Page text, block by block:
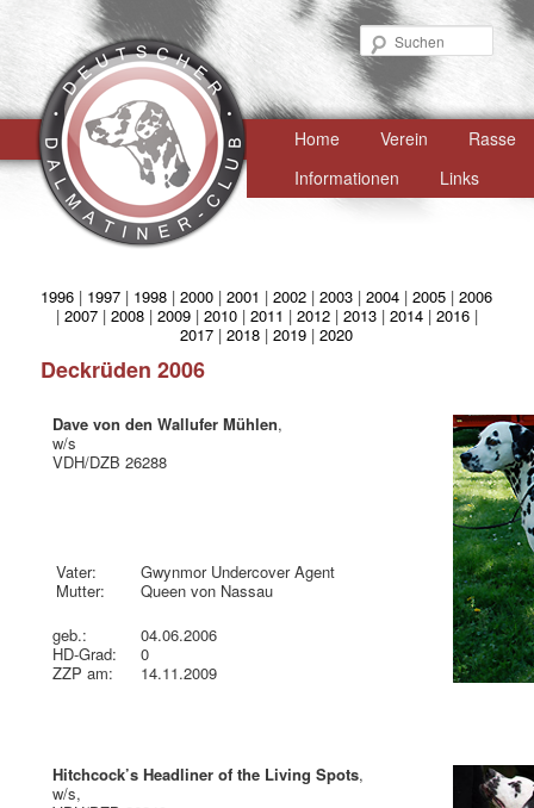
Hauptmenü
Zum
primären
Home Verein
Rasse
Informationen
Links
1996 | 1997 | 1998 |2000 |2001 |2002 |2003 |2004 |2005 |2006
| 2007 | 2008 | 2009 | 2010 | 2011 | 2012 | 2013 | 2014 | 2016 |
2017 |2018 |2019 |2020
Deckrüden 2006
Dave von den Wallufer Mühlen,
w/s
VDH/DZB 26288
Vater:
Mutter:
geb.:
HD-Grad:
ZZP am:
Gwynmor Undercover Agent
Queen von Nassau
04.06.2006
0
14.11.2009
Hitchcock’s Headliner of the Living Spots,
w/s,